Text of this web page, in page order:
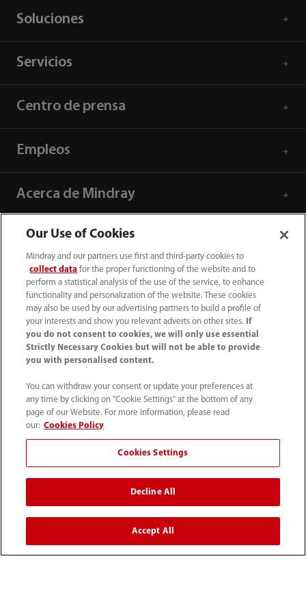
Soluciones
Servicios
Centro de prensa
Empleos
Acerca de Mindray
Información de contacto
52 55 5661 9450
intl-market@mindray.com
Condiciones de uso｜Mapa del sitio｜Aviso cookies｜
Contáctenos
Mindray Headquarters, Mindray Building, Keji 12th Road
Our Use of Cookies
Mindray and our partners use first and third-party cookies to
collect data for the proper functioning of the website and to
perform a statistical analysis of the use of the service, to enhance
functionality and personalization of the website. These cookies
may also be used by our advertising partners to build a profile of
your interests and show you relevant adverts on other sites.
If
you do not consent to cookies, we will only use essential
Strictly Necessary Cookies but will not be able to provide
you with personalised content.
You can withdraw your consent or update your preferences at
any time by clicking on "Cookie Settings" at the bottom of any
page of our Website. For more information, please read
our: Cookies Policy
Cookies Settings
Decline All
Accept All